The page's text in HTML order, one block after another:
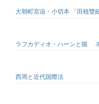
大朝町宮迫・小切本 「田植雙
ラフカディオ・ハーンと猫
西周と近代国際法